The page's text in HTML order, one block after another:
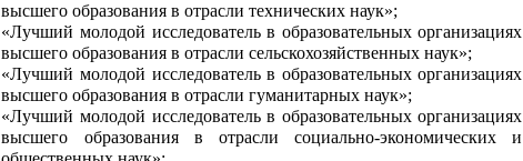
высшего образования в отрасли технических наук»;
«Лучший молодой исследователь в образовательных организациях
высшего образования в отрасли сельскохозяйственных наук»;
«Лучший молодой исследователь в образовательных организациях
высшего образования в отрасли гуманитарных наук»;
«Лучший молодой исследователь в образовательных организациях
высшего образования в отрасли социально-экономических и